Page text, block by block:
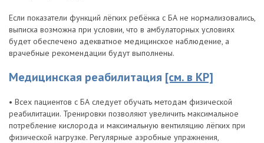
Если показатели функций лёгких ребёнка с БА не нормализовались,
выписка возможна при условии, что в амбулаторных условиях
будет обеспечено адекватное медицинское наблюдение, а
врачебные рекомендации будут выполнены.
Медицинская реабилитация [см. в КР]
• Всех пациентов с БА следует обучать методам физической
реабилитации. Тренировки позволяют увеличить максимальное
потребление кислорода и максимальную вентиляцию лёгких при
физической нагрузке. Регулярные аэробные упражнения,